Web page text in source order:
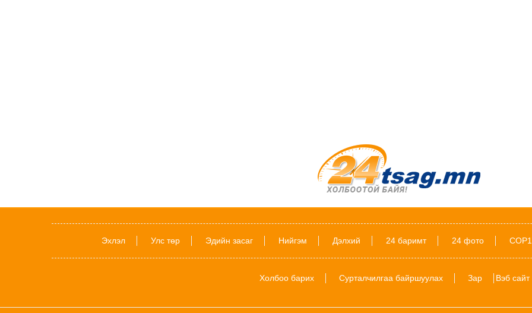
Эхлэл Улс төр Эдийн засаг Нийгэм Дэлхий 24 баримт 24 фото
Холбоо барих Сурталчилгаа байршуулах Зар Вэб сайт